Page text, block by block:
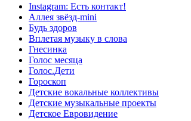
Instagram: Есть контакт!
Аллея звёзд-mini
Будь здоров
Вплетая музыку в слова
Гнесинка
Голос месяца
Голос.Дети
Гороскоп
Детские вокальные коллективы
Детские музыкальные проекты
Детское Евровидение